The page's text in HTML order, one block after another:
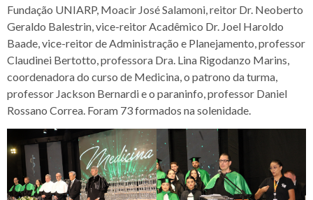
Fundação UNIARP, Moacir José Salamoni, reitor Dr. Neoberto
Geraldo Balestrin, vice-reitor Acadêmico Dr. Joel Haroldo
Baade, vice-reitor de Administração e Planejamento, professor
Claudinei Bertotto, professora Dra. Lina Rigodanzo Marins,
coordenadora do curso de Medicina, o patrono da turma,
professor Jackson Bernardi e o paraninfo, professor Daniel
Rossano Correa. Foram 73 formados na solenidade.